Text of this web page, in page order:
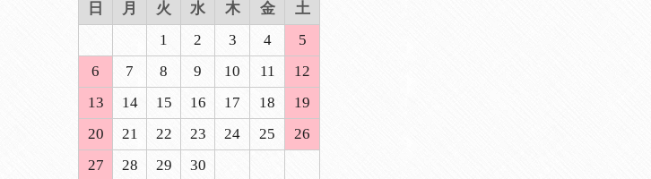
日
月 火 水 木 金
土
1
2 3 4
5
6
7 8 9 10 11
12
13
14 15 16 17 18
19
20
21 22 23 24 25
26
27
28 29 30